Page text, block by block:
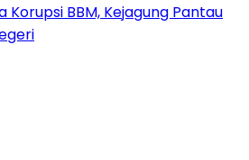
Korupsi BBM, Kejagung Pantau